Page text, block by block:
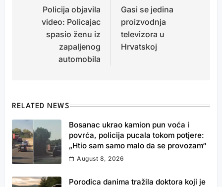
navigation
Policija objavila
video: Policajac
spasio ženu iz
zapaljenog
automobila
Gasi se jedina
proizvodnja
televizora u
Hrvatskoj
RELATED NEWS
Bosanac ukrao kamion pun voća i
povrća, policija pucala tokom potjere:
„Htio sam samo malo da se provozam“
August 8, 2026
Porodica danima tražila doktora koji je